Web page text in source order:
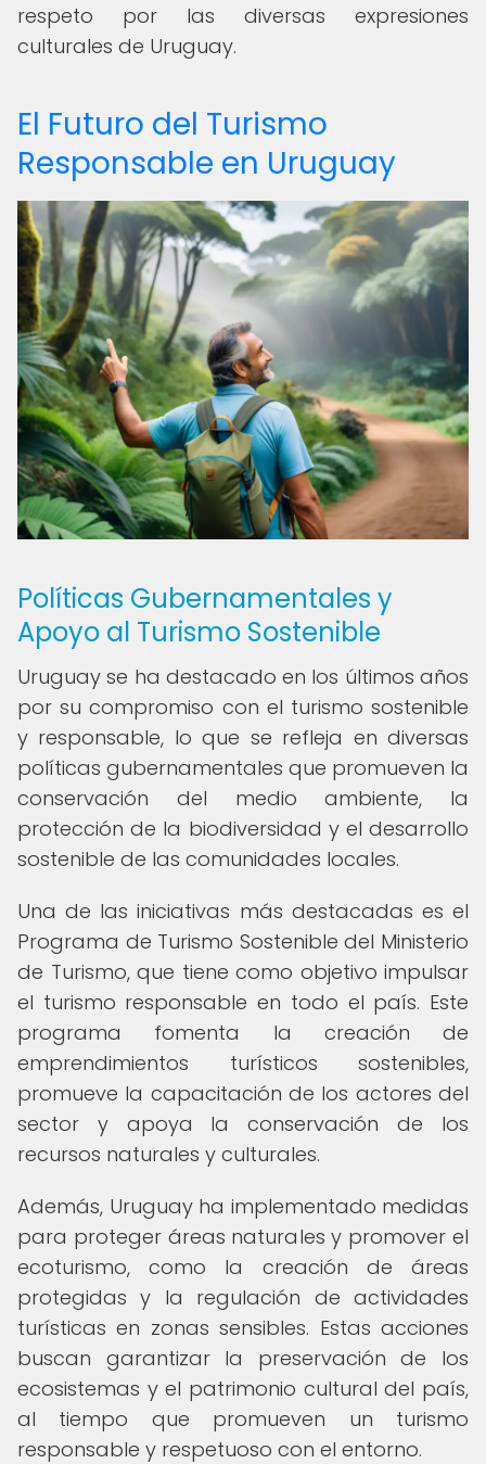
respeto por las diversas expresiones
culturales de Uruguay.
El Futuro del Turismo
Responsable en Uruguay
Políticas Gubernamentales y
Apoyo al Turismo Sostenible
Uruguay se ha destacado en los últimos años
por su compromiso con el turismo sostenible
y responsable, lo que se refleja en diversas
políticas gubernamentales que promueven la
conservación del medio ambiente, la
protección de la biodiversidad y el desarrollo
sostenible de las comunidades locales.
Una de las iniciativas más destacadas es el
Programa de Turismo Sostenible del Ministerio
de Turismo, que tiene como objetivo impulsar
el turismo responsable en todo el país. Este
programa fomenta la creación de
emprendimientos turísticos sostenibles,
promueve la capacitación de los actores del
sector y apoya la conservación de los
recursos naturales y culturales.
Además, Uruguay ha implementado medidas
para proteger áreas naturales y promover el
ecoturismo, como la creación de áreas
protegidas y la regulación de actividades
turísticas en zonas sensibles. Estas acciones
buscan garantizar la preservación de los
ecosistemas y el patrimonio cultural del país,
al tiempo que promueven un turismo
responsable y respetuoso con el entorno.